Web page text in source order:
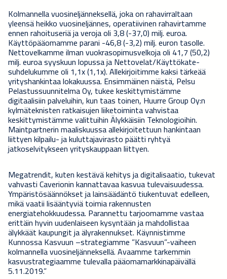
Kolmannella vuosineljänneksellä, joka on rahavirraltaan
yleensä heikko vuosineljännes, operatiivinen rahavirtamme
ennen rahoituseriä ja veroja oli 3,8 (-37,0) milj. euroa.
Käyttöpääomamme parani -46,8 (-3,2) milj. euron tasolle.
Nettovelkamme ilman vuokrasopimusvelkoja oli 41,7 (50,2)
milj. euroa syyskuun lopussa ja Nettovelat/Käyttökate-
suhdelukumme oli 1,1x (1,1x). Allekirjoitimme kaksi tärkeää
yrityshankintaa lokakuussa. Ensimmäinen näistä, Pelsu
Pelastussuunnitelma Oy, tukee keskittymistämme
digitaalisiin palveluihin, kun taas toinen, Huurre Group Oy:n
kylmäteknisten ratkaisujen liiketoiminta vahvistaa
keskittymistämme valittuihin Älykkäisiin Teknologioihin.
Maintpartnerin maaliskuussa allekirjoitettuun hankintaan
liittyen kilpailu- ja kuluttajavirasto päätti ryhtyä
jatkoselvitykseen yrityskauppaan liittyen.
Megatrendit, kuten kestävä kehitys ja digitalisaatio, tukevat
vahvasti Caverionin kannattavaa kasvua tulevaisuudessa.
Ympäristösäännökset ja lainsäädäntö tiukentuvat edelleen,
mikä vaatii lisääntyviä toimia rakennusten
energiatehokkuudessa. Parannettu tarjoomamme vastaa
erittäin hyvin uudenlaiseen kysyntään ja mahdollistaa
älykkäät kaupungit ja älyrakennukset. Käynnistimme
Kunnossa Kasvuun –strategiamme ”Kasvuun”-vaiheen
kolmannella vuosineljänneksellä. Avaamme tarkemmin
kasvustrategiaamme tulevalla pääomamarkkinapäivällä
5.11.2019.”